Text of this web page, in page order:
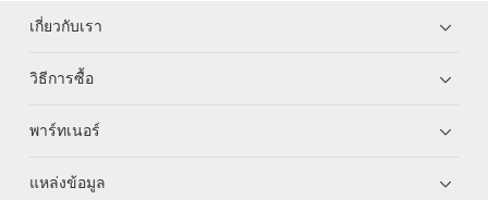
เกี่ยวกับเรา
วิธีการซื้อ
พาร์ทเนอร์
แหล่งข้อมูล